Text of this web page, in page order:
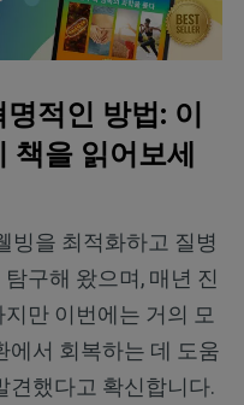
적인 방법: 이
을 읽어보세
빙을 최적화하고 질병
구해 왔으며, 매년 진
만 이번에는 거의 모
에서 회복하는 데 도움
견했다고 확신합니다.